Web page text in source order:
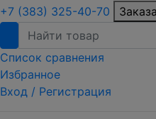
+7 (383) 325-40-70
Список сравнения
Избранное
Вход / Регистрация